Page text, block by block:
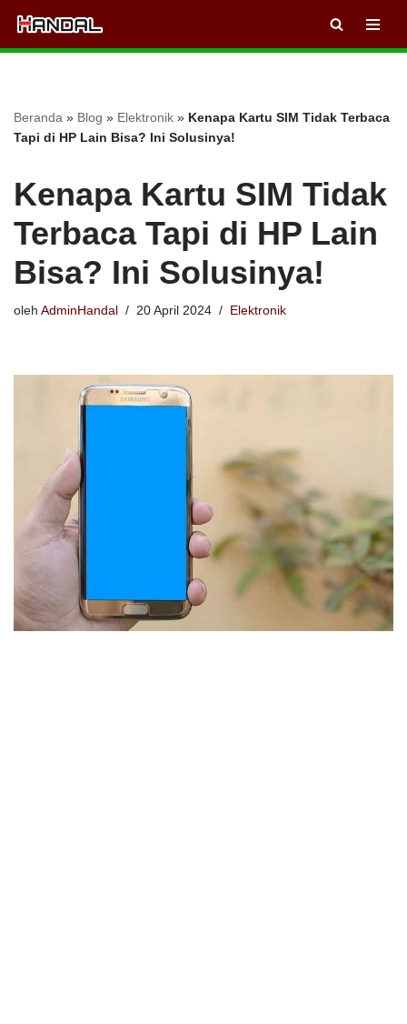
Lompat
Beranda » Blog » Elektronik » Kenapa Kartu SIM Tidak Terbaca
Tapi di HP Lain Bisa? Ini Solusinya!
Kenapa Kartu SIM Tidak
Terbaca Tapi di HP Lain
Bisa? Ini Solusinya!
oleh AdminHandal 20 April 2024 Elektronik